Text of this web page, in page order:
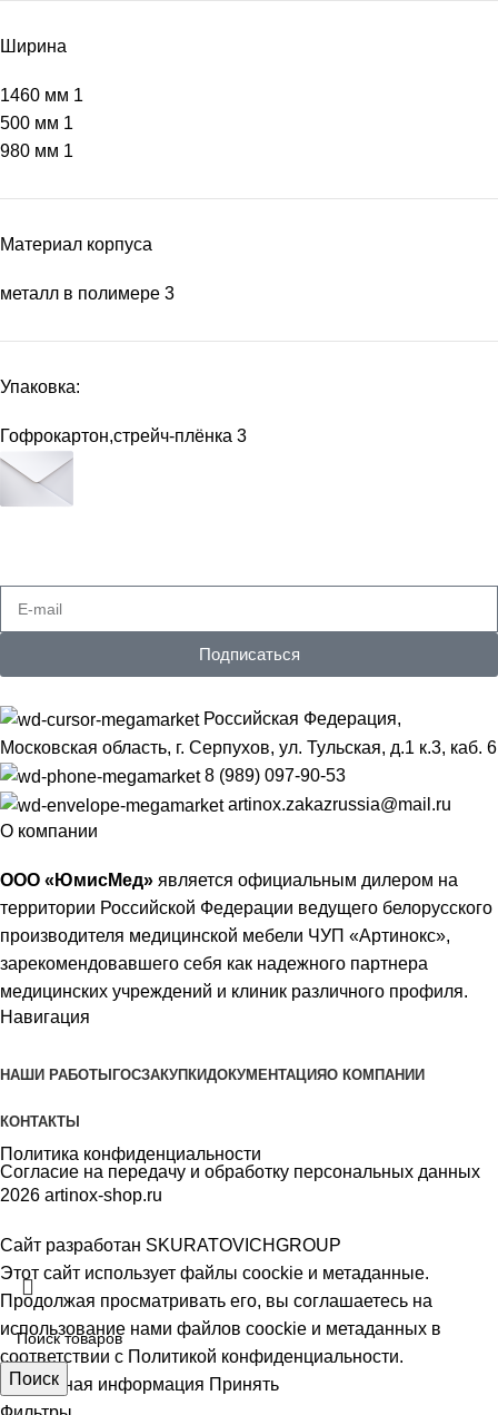
Ширина
1460 мм 1
500 мм 1
980 мм 1
Материал корпуса
металл в полимере 3
Упаковка:
Гофрокартон,стрейч-плёнка 3
Подписаться
Российская Федерация,
Московская область, г. Серпухов, ул. Тульская, д.1 к.3, каб. 6
8 (989) 097-90-53
artinox.zakazrussia@mail.ru
О компании
ООО «ЮмисМед» является официальным дилером на
территории Российской Федерации ведущего белорусского
производителя медицинской мебели ЧУП «Артинокс»,
зарекомендовавшего себя как надежного партнера
медицинских учреждений и клиник различного профиля.
Навигация
НАШИ РАБОТЫ ГОСЗАКУПКИДОКУМЕНТАЦИЯО КОМПАНИИ
КОНТАКТЫ
Политика конфиденциальности
Согласие на передачу и обработку персональных данных
2026 artinox-shop.ru
Сайт разработан SKURATOVICHGROUP
Поиск
Этот сайт использует файлы coockie и метаданные.
Продолжая просматривать его, вы соглашаетесь на
использование нами файлов coockie и метаданных в
соответствии с Политикой конфиденциальности.
Подробная информация Принять